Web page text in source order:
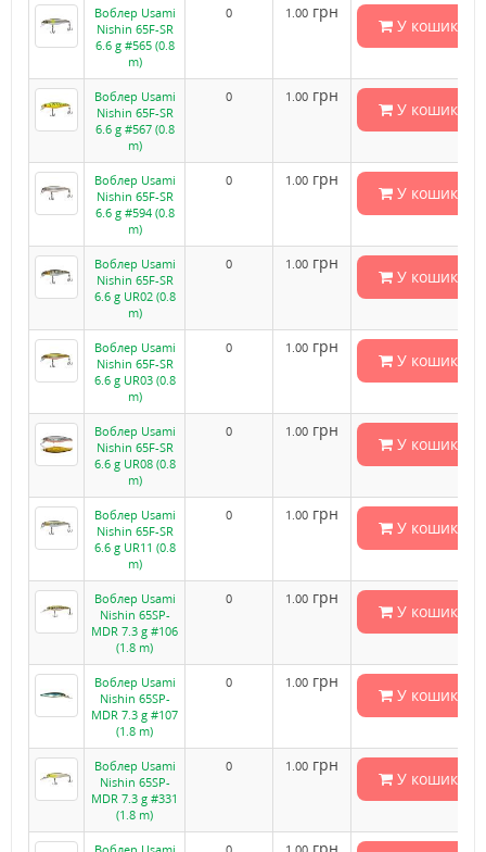
Воблер Usami
Nishin 65F-SR
6.6 g #565 (0.8
m)
0 1.00 грн
У кошик
Воблер Usami
Nishin 65F-SR
6.6 g #567 (0.8
m)
0 1.00 грн
У кошик
Воблер Usami
Nishin 65F-SR
6.6 g #594 (0.8
m)
0 1.00 грн
У кошик
Воблер Usami
Nishin 65F-SR
6.6 g UR02 (0.8
m)
0 1.00 грн
У кошик
Воблер Usami
Nishin 65F-SR
6.6 g UR03 (0.8
m)
0 1.00 грн
У кошик
Воблер Usami
Nishin 65F-SR
6.6 g UR08 (0.8
m)
0 1.00 грн
У кошик
Воблер Usami
Nishin 65F-SR
6.6 g UR11 (0.8
m)
0 1.00 грн
У кошик
Воблер Usami
Nishin 65SP-
MDR 7.3 g #106
(1.8 m)
0 1.00 грн
У кошик
Воблер Usami
Nishin 65SP-
MDR 7.3 g #107
(1.8 m)
0 1.00 грн
У кошик
Воблер Usami
Nishin 65SP-
MDR 7.3 g #331
(1.8 m)
0 1.00 грн
У кошик